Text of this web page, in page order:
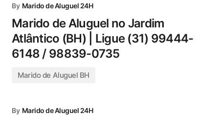
By Marido de Aluguel 24H
Marido de Aluguel no Jardim
Atlântico (BH) | Ligue (31) 99444-
6148 / 98839-0735
Marido de Aluguel BH
By Marido de Aluguel 24H